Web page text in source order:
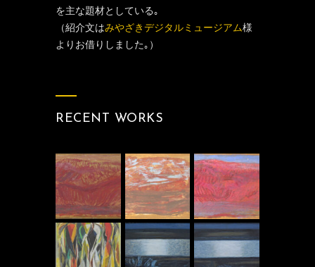
を主な題材としている｡
（紹介文はみやざきデジタルミュージアム様
よりお借りしました｡）
RECENT WORKS